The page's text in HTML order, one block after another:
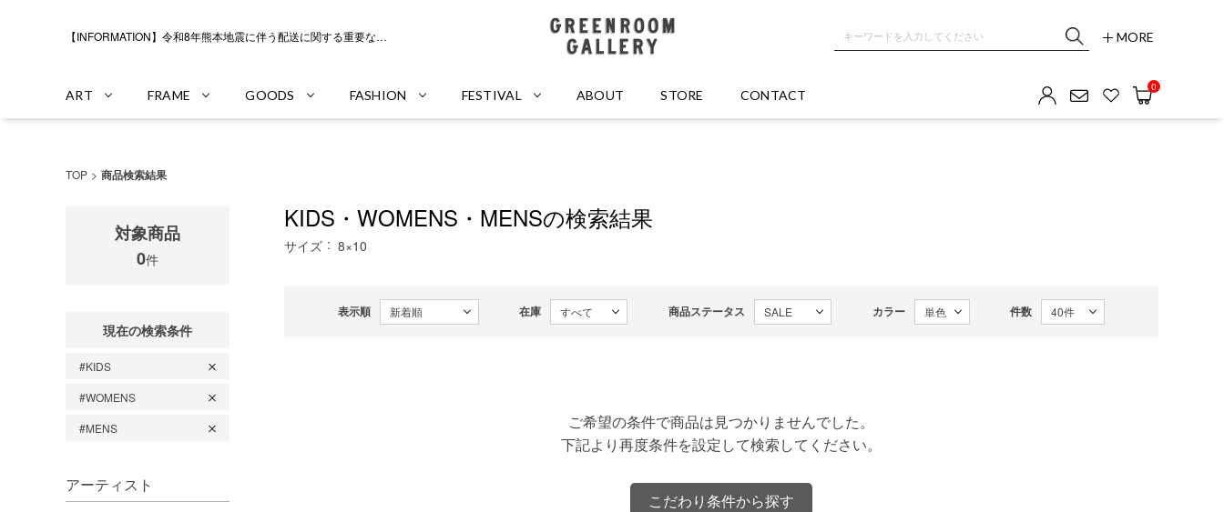
【INFORMATION】令和8年熊本地震に伴う配送に関する重要なお知らせ
MORE
ART FRAME GOODS FASHION FESTIVAL ABOUT STORE CONTACT
0
TOP 商品検索結果
対象商品
0件
現在の検索条件
#KIDS
#WOMENS
#MENS
アーティスト
KIDS・WOMENS・MENSの検索結果
サイズ 8×10
表示順 在庫 商品ステータス カラー 件数
ご希望の条件で商品は見つかりませんでした。
下記より再度条件を設定して検索してください。
こだわり条件から探す